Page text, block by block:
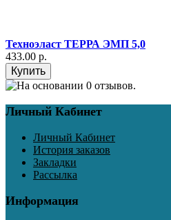
Техноэласт ТЕРРА ЭМП 5,0
433.00 р.
Личный Кабинет
Личный Кабинет
История заказов
Закладки
Рассылка
Информация